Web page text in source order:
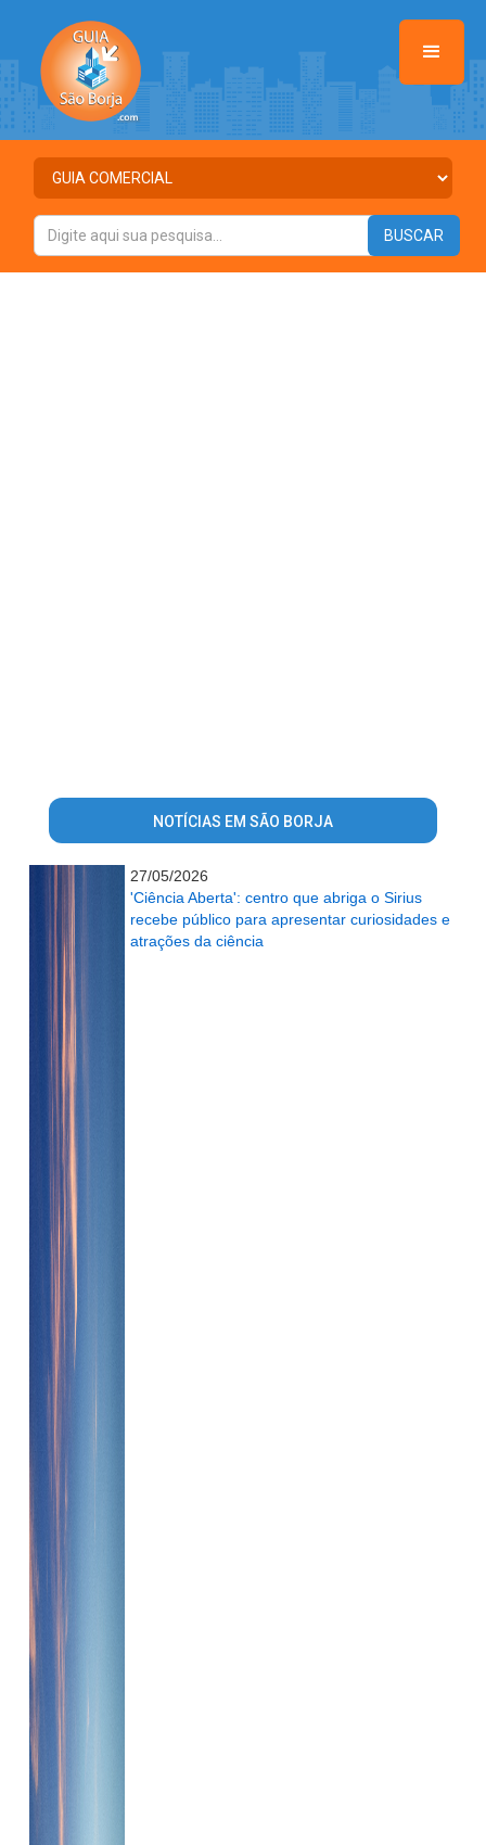
NOTÍCIAS EM SÃO BORJA
27/05/2026
'Ciência Aberta': centro que abriga o Sirius
recebe público para apresentar curiosidades e
atrações da ciência